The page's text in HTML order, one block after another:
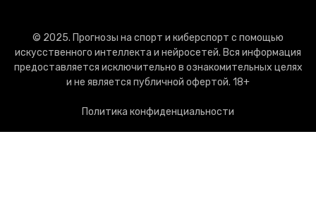
© 2025. Прогнозы на спорт и киберспорт с помощью
искусственного интеллекта и нейросетей. Вся информация
предоставляется исключительно в ознакомительных целях
и не является публичной офертой. 18+
Политика конфиденциальности